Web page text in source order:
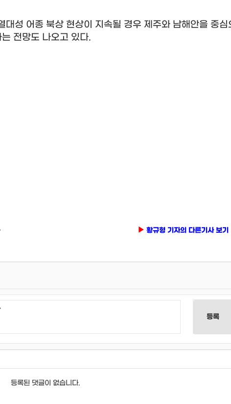
대성 어종 북상 현상이 지속될 경우 제주와 남해안을 중심
전망도 나오고 있다.
황규형 기자의 다른기사 보기
등록
등록된 댓글이 없습니다.